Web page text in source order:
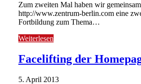
Zum zweiten Mal haben wir
http://www.zentrum-berlin.com eine
Fortbildung zum Thema…
Weiterlesen
Facelifting der
5. April 2013